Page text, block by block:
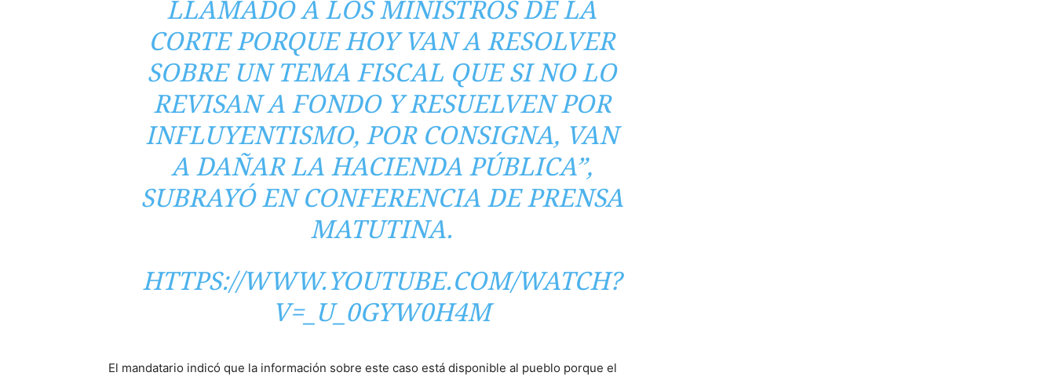
LLAMADO A LOS MINISTROS DE LA
CORTE PORQUE HOY VAN A RESOLVER
SOBRE UN TEMA FISCAL QUE SI NO LO
REVISAN A FONDO Y RESUELVEN POR
INFLUYENTISMO, POR CONSIGNA, VAN
A DAÑAR LA HACIENDA PÚBLICA”,
SUBRAYÓ EN CONFERENCIA DE PRENSA
MATUTINA.
HTTPS://WWW.YOUTUBE.COM/WATCH?
V=_U_0GYW0H4M
El mandatario indicó que la información sobre este caso está disponible al pueblo porque el